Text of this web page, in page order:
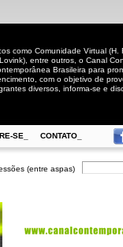
como Comunidade Virtual (H.
entre outros, o Canal
Brasileira para
com o objetivo de
diversos, informa-se e
SE_ CONTATO_
(entre aspas)